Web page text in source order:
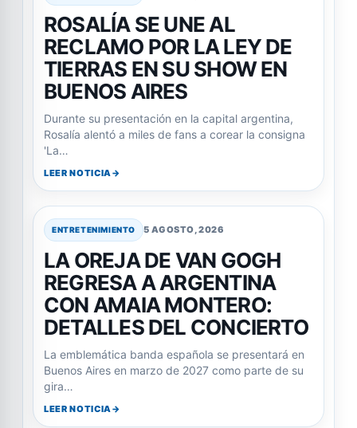
ROSALÍA SE UNE AL
RECLAMO POR LA LEY DE
TIERRAS EN SU SHOW EN
BUENOS AIRES
Durante su presentación en la capital argentina,
Rosalía alentó a miles de fans a corear la consigna
'La…
LEER NOTICIA
ENTRETENIMIENTO 5 AGOSTO, 2026
LA OREJA DE VAN GOGH
REGRESA A ARGENTINA
CON AMAIA MONTERO:
DETALLES DEL CONCIERTO
La emblemática banda española se presentará en
Buenos Aires en marzo de 2027 como parte de su
gira…
LEER NOTICIA